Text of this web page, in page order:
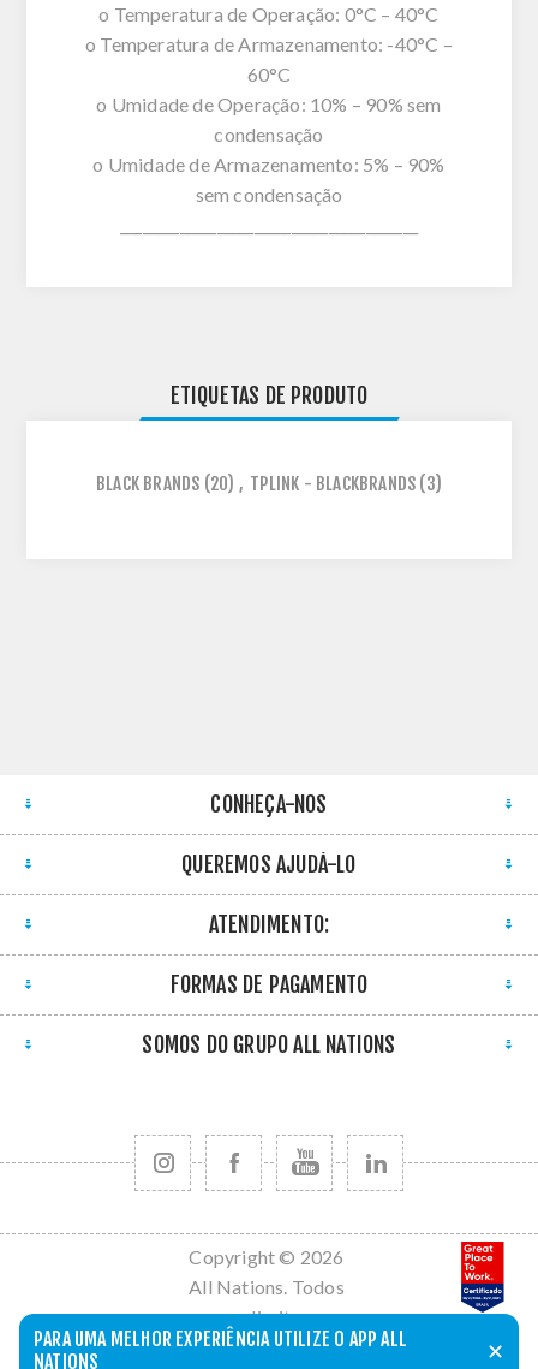
PARA UMA MELHOR EXPERIÊNCIA UTILIZE O APP ALL
NATIONS
✕
o Temperatura de Operação: 0°C – 40°C
o Temperatura de Armazenamento: -40°C –
60°C
o Umidade de Operação: 10% – 90% sem
condensação
o Umidade de Armazenamento: 5% – 90%
sem condensação
ETIQUETAS DE PRODUTO
BLACK BRANDS (20) , TPLINK - BLACKBRANDS (3)
CONHEÇA-NOS
QUEREMOS AJUDÁ-LO
ATENDIMENTO:
FORMAS DE PAGAMENTO
SOMOS DO GRUPO ALL NATIONS
Copyright © 2026
All Nations. Todos
os direitos
reservados.